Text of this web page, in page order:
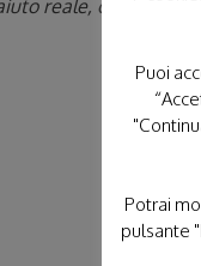
reale,
Puoi
Potrai
pulsante